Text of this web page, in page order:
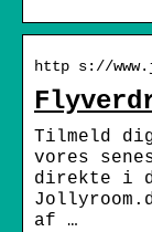
http s://
Tilmeld
vores
direkte i
af …